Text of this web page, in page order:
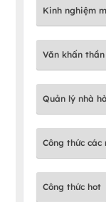
Kinh nghiệm
Văn khấn
Quản lý nhà
Công thức
Công thức hot